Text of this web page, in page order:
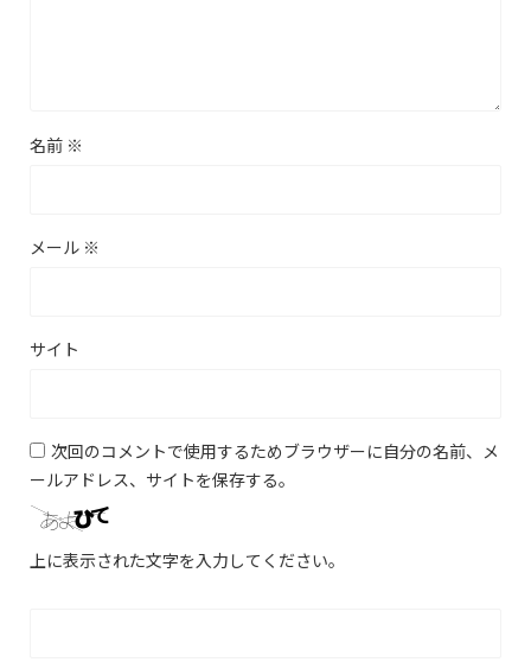
名前 ※
メール ※
サイト
次回のコメントで使用するためブラウザーに自分の名前、メ
ールアドレス、サイトを保存する。
上に表示された文字を入力してください。